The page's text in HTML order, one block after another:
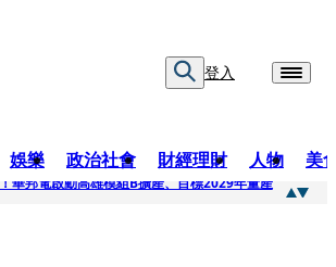
登入
娛樂 政治社會 財經理財 人物 美
華邦電啟動高雄模組B擴產、目標2029年量產